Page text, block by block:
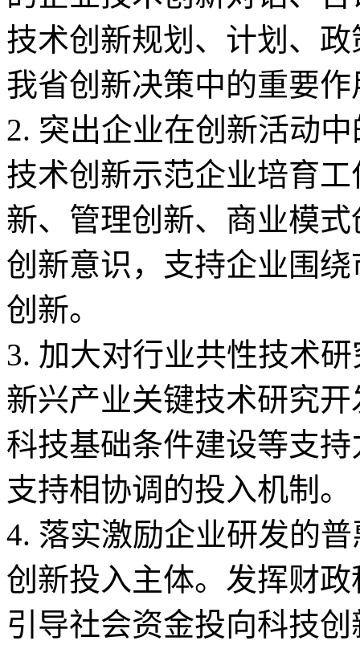
技术创新规划、计划、
我省创新决策中的重要作
2. 突出企业在创新活动
技术创新示范企业培育
新、管理创新、商业模
创新意识，支持企业围
创新。
3. 加大对行业共性技术
新兴产业关键技术研究
科技基础条件建设等支
支持相协调的投入机制。
4. 落实激励企业研发的
创新投入主体。发挥财
引导社会资金投向科技创